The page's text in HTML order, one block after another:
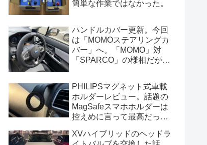
簡単な作業ではなかった。
ハンドルカバー更新。今回
は「MOMOステアリングカ
バー」へ。「MOMO」対
「SPARCO」の様相だが、
PHILIPSマグネット式車載
ホルダーレビュー。話題の
MagSafeスマホホルダーは
控えめに言って最高だっ
XVハイブリッドのヘッドラ